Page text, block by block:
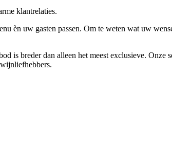
klantrelaties.
èn uw gasten passen. Om te weten wat uw
is breder dan alleen het meest exclusieve.